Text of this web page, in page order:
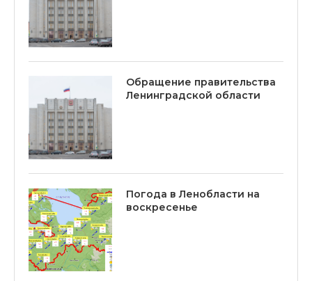
Обращение правительства
Ленинградской области
Погода в Ленобласти на
воскресенье